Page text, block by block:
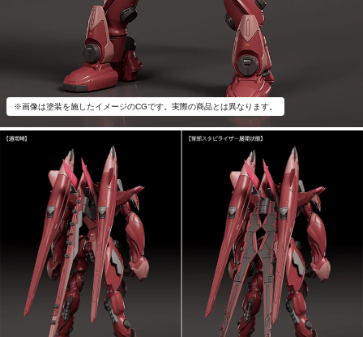
※画像は塗装を施したイメージのCGです。実際の商品とは異なります。